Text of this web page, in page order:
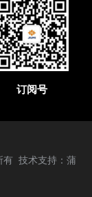
订阅号
有 技术支持：蒲